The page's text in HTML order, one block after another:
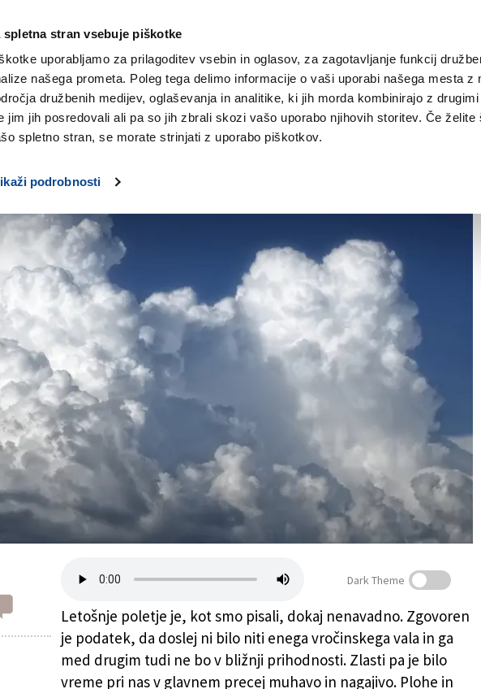
spletna stran vsebuje piškotke
uporabljamo za prilagoditev vsebin in oglasov, za zagotavljanje funkcij
našega prometa. Poleg tega delimo informacije o vaši uporabi našega mesta z
družbenih medijev, oglaševanja in analitike, ki jih morda kombinirajo z
jim jih posredovali ali pa so jih zbrali skozi vašo uporabo njihovih storitev. Če želite
spletno stran, se morate strinjati z uporabo piškotkov.
podrobnosti
četrtek,
6. avgusta 2026
NOVICE TRŽAŠKA GORIŠKA KULTURA ŠPORT ŠE
bo dolgotrajno
Dark Theme
Letošnje poletje je, kot smo pisali, dokaj nenavadno. Zgovoren
je podatek, da doslej ni bilo niti enega vročinskega vala in ga
med drugim tudi ne bo v bližnji prihodnosti. Zlasti pa je bilo
vreme pri nas v glavnem precej muhavo in nagajivo. Plohe in